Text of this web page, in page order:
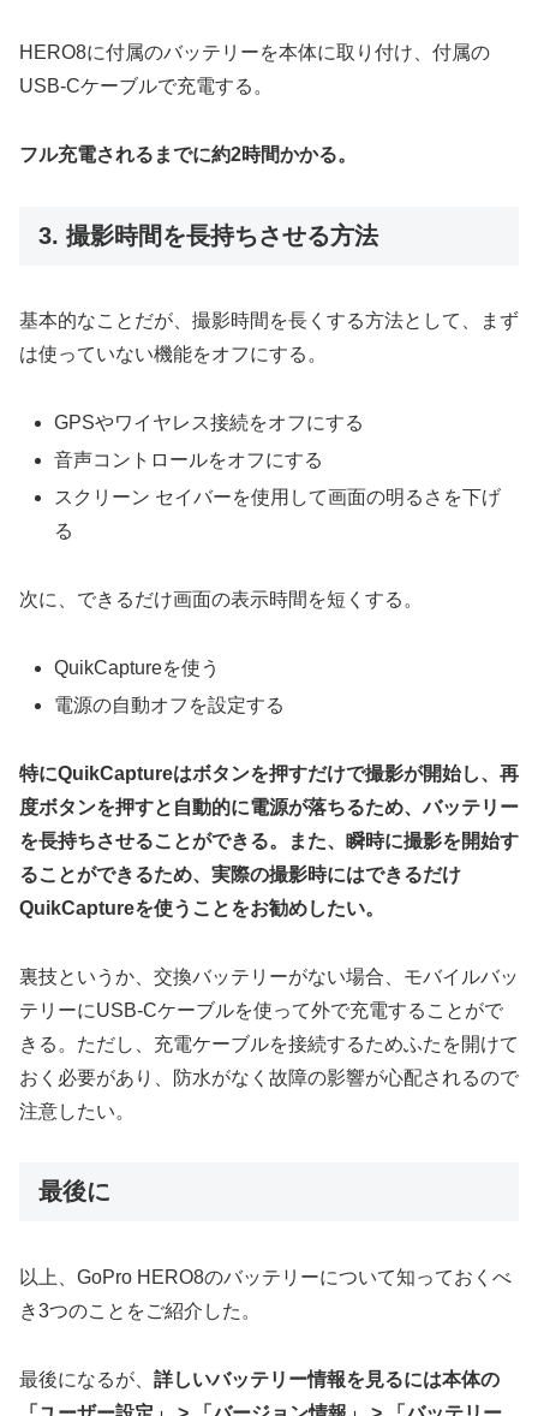
HERO8に付属のバッテリーを本体に取り付け、付属の
USB-Cケーブルで充電する。
フル充電されるまでに約2時間かかる。
3. 撮影時間を長持ちさせる方法
基本的なことだが、撮影時間を長くする方法として、まず
は使っていない機能をオフにする。
GPSやワイヤレス接続をオフにする
音声コントロールをオフにする
スクリーン セイバーを使用して画面の明るさを下げ
る
次に、できるだけ画面の表示時間を短くする。
QuikCaptureを使う
電源の自動オフを設定する
特にQuikCaptureはボタンを押すだけで撮影が開始し、再
度ボタンを押すと自動的に電源が落ちるため、バッテリー
を長持ちさせることができる。また、瞬時に撮影を開始す
ることができるため、実際の撮影時にはできるだけ
QuikCaptureを使うことをお勧めしたい。
裏技というか、交換バッテリーがない場合、モバイルバッ
テリーにUSB-Cケーブルを使って外で充電することがで
きる。ただし、充電ケーブルを接続するためふたを開けて
おく必要があり、防水がなく故障の影響が心配されるので
注意したい。
最後に
以上、GoPro HERO8のバッテリーについて知っておくべ
き3つのことをご紹介した。
最後になるが、 詳しいバッテリー情報を見るには本体の